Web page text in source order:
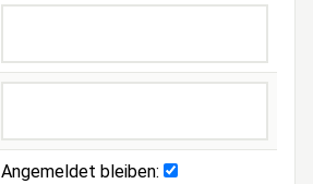
Angemeldet bleiben: